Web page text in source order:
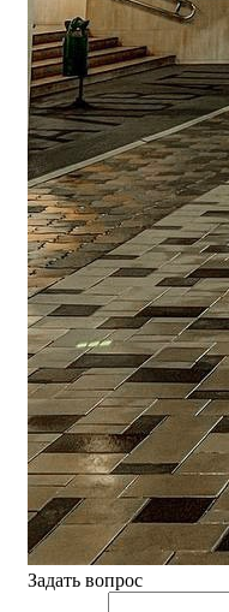
Задать вопрос